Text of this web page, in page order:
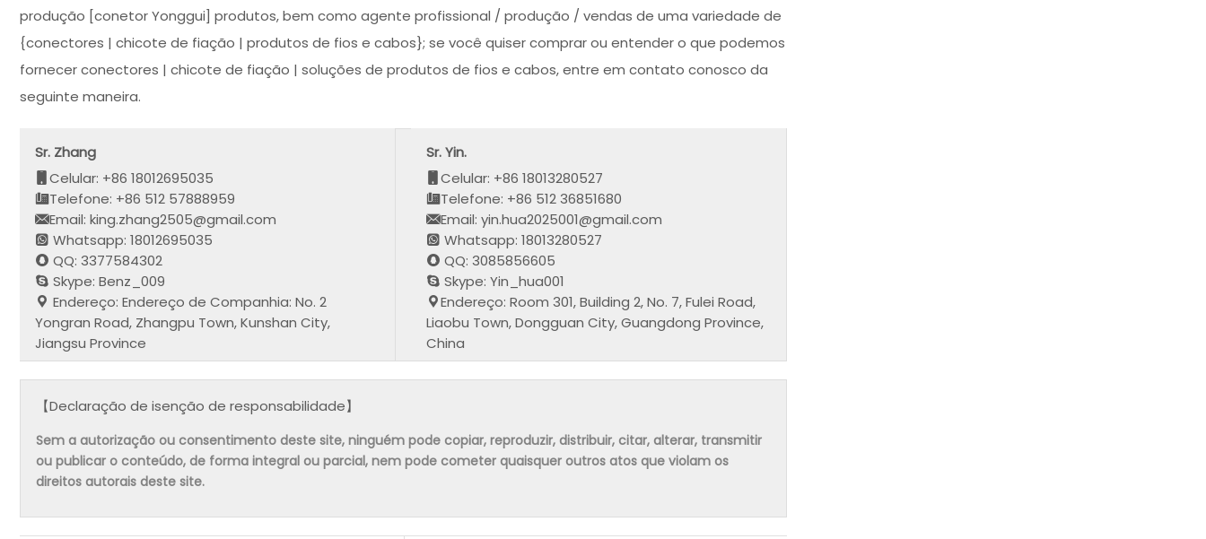
produção [conetor Yonggui] produtos, bem como agente profissional / produção / vendas de uma variedade de
{conectores | chicote de fiação | produtos de fios e cabos}; se você quiser comprar ou entender o que podemos
fornecer conectores | chicote de fiação | soluções de produtos de fios e cabos, entre em contato conosco da
seguinte maneira.
Sr. Zhang
Celular: +86 18012695035
Telefone: +86 512 57888959
Email: king.zhang2505@gmail.com
Whatsapp: 18012695035
QQ: 3377584302
Skype: Benz_009
Endereço: Endereço de Companhia: No. 2
Yongran Road, Zhangpu Town, Kunshan City,
Jiangsu Province
Sr. Yin.
Celular: +86 18013280527
Telefone: +86 512 36851680
Email: yin.hua2025001@gmail.com
Whatsapp: 18013280527
QQ: 3085856605
Skype: Yin_hua001
Endereço: Room 301, Building 2, No. 7, Fulei Road,
Liaobu Town, Dongguan City, Guangdong Province,
China
【Declaração de isenção de responsabilidade】
Sem a autorização ou consentimento deste site, ninguém pode copiar, reproduzir, distribuir, citar, alterar, transmitir
ou publicar o conteúdo, de forma integral ou parcial, nem pode cometer quaisquer outros atos que violam os
direitos autorais deste site.